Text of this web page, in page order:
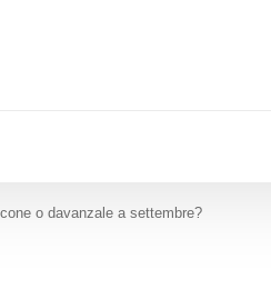
o davanzale a settembre?